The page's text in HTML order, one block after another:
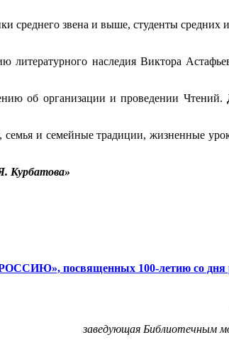
среднего звена и выше, студенты
наследия Виктора
об организации и проведении Чтений.
и семейные традиции, жизненные
Курбатова»
посвященных 100-летию со дня
заведующая Библиотечным